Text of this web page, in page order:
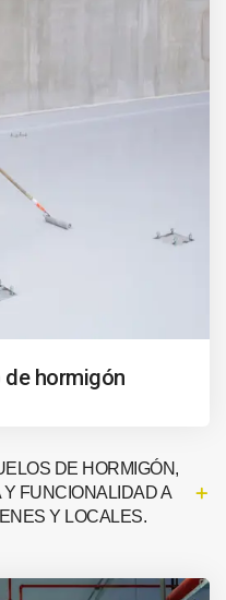
de hormigón
DE HORMIGÓN,
FUNCIONALIDAD A
Y LOCALES.